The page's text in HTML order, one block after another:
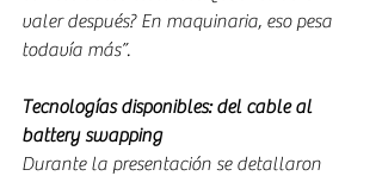
valer después? En maquinaria, eso pesa
todavía más”.
Tecnologías disponibles: del cable al
battery swapping
Durante la presentación se detallaron